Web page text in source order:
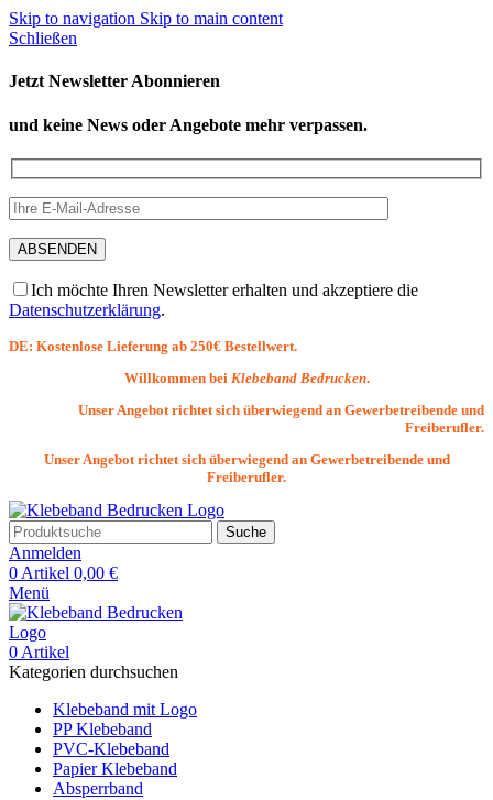
Skip to navigation Skip to main content
Schließen
Jetzt Newsletter Abonnieren
und keine News oder Angebote mehr verpassen.
Ich möchte Ihren Newsletter erhalten und akzeptiere die
Datenschutzerklärung.
DE: Kostenlose Lieferung ab 250€ Bestellwert.
Willkommen bei Klebeband Bedrucken.
Unser Angebot richtet sich überwiegend an Gewerbetreibende und
Freiberufler.
Unser Angebot richtet sich überwiegend an Gewerbetreibende und
Freiberufler.
Suche
Anmelden
0 Artikel 0,00 €
Menü
0 Artikel
Kategorien durchsuchen
Klebeband mit Logo
PP Klebeband
PVC-Klebeband
Papier Klebeband
Absperrband